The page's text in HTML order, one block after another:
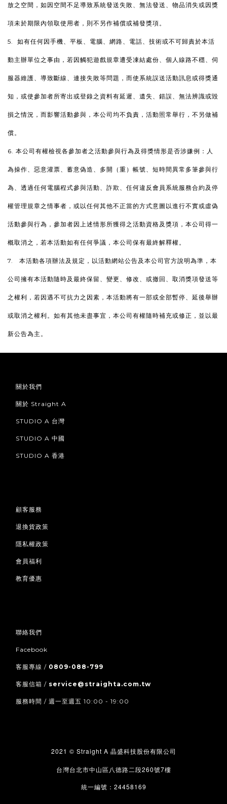
放之空間，如因空間不足導致系統發送失敗、無法發送、物品消失或因獎
項未於期限內領取使用者，則不另作補償或補發獎項。
5. 如有任何因手機、平板、電腦、網路、電話、技術或不可歸責於本活
動主辦單位之事由，若因觸犯遊戲規章遭受凍結處份、個人線路不穩、伺
服器維護、導致斷線、連接失敗等問題，而使系統誤送活動訊息或得獎通
知，或使參加者所寄出或登錄之資料有延遲、遺失、錯誤、無法辨識或毀
損之情況，而影響活動參與，本公司均不負責，活動照常舉行，不另做補
償。
6. 本公司有權檢視各參加者之活動參與行為及得獎情形是否涉嫌例：人
為操作、惡意灌票、蓄意偽造、多開（重）帳號、短時間異常多筆參與行
為、透過任何電腦程式參與活動、詐欺、任何違反會員系統服務合約及停
權管理規章之情事者，或以任何其他不正當的方式意圖以進行不實或虛偽
活動參與行為，參加者因上述情形所獲得之活動資格及獎項，本公司得一
概取消之，若本活動如有任何爭議，本公司保有最終解釋權。
7. 本活動各項辦法及規定，以活動網站公告及本公司官方說明為準，本
公司擁有本活動隨時及最終保留、變更、修改、或撤回、取消獎項發送等
之權利，若因遇不可抗力之因素，本活動將有一部或全部暫停、延後舉辦
或取消之權利。如有其他未盡事宜，本公司有權隨時補充或修正，並以最
新公告為主。
關於我們
關於 Straight A
STUDIO A 台灣
STUDIO A 中國
STUDIO A 香港
顧客服務
退換貨政策
隱私權政策
會員福利
教育優惠
聯絡我們
Facebook
客服專線 / 0809-088-799
客服信箱 / service@straighta.com.tw
服務時間 / 週一至週五 10:00 - 19:00
2021 © Straight A 晶盛科技股份有限公司
台灣台北市中山區八德路二段260號7樓
統一編號： 24458169